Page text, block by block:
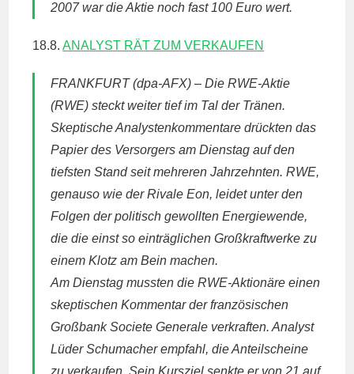
2007 war die Aktie noch fast 100 Euro wert.
18.8.ANALYST RÄT ZUM VERKAUFEN
FRANKFURT(dpa-AFX) – DieRWE-Aktie
(RWE) steckt weiter tief im Tal der Tränen.
Skeptische Analystenkommentare drückten das
Papier des Versorgers am Dienstag auf den
tiefsten Stand seit mehreren Jahrzehnten.RWE,
genauso wie der Rivale Eon, leidet unter den
Folgen der politisch gewollten Energiewende,
die die einst so einträglichen Großkraftwerke zu
einem Klotz am Bein machen.
Am Dienstag mussten dieRWE-Aktionäre einen
skeptischen Kommentar der französischen
Großbank Societe Generale verkraften. Analyst
Lüder Schumacher empfahl, die Anteilscheine
zu verkaufen. Sein Kursziel senkte er von 21 auf